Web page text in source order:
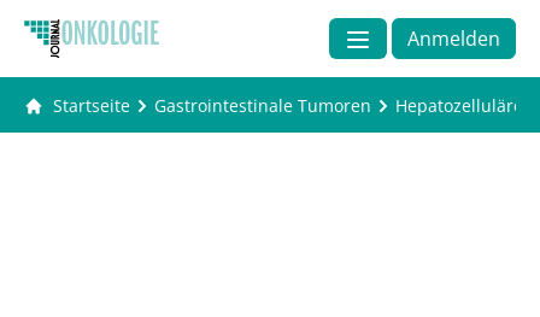
Anmelden
Startseite Gastrointestinale Tumoren Hepatozelluläres